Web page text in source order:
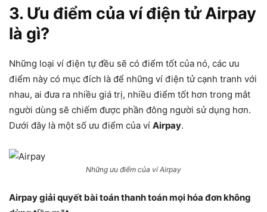
3. Ưu điểm của ví điện tử Airpay
là gì?
Những loại ví điện tự đều sẽ có điểm tốt của nó, các ưu
điểm này có mục đích là để những ví điện tử cạnh tranh với
nhau, ai đưa ra nhiều giá trị, nhiều điểm tốt hơn trong mắt
người dùng sẽ chiếm được phần đông người sử dụng hơn.
Dưới đây là một số ưu điểm của ví Airpay.
Những ưu điểm của ví Airpay
Airpay giải quyết bài toán thanh toán mọi hóa đơn không